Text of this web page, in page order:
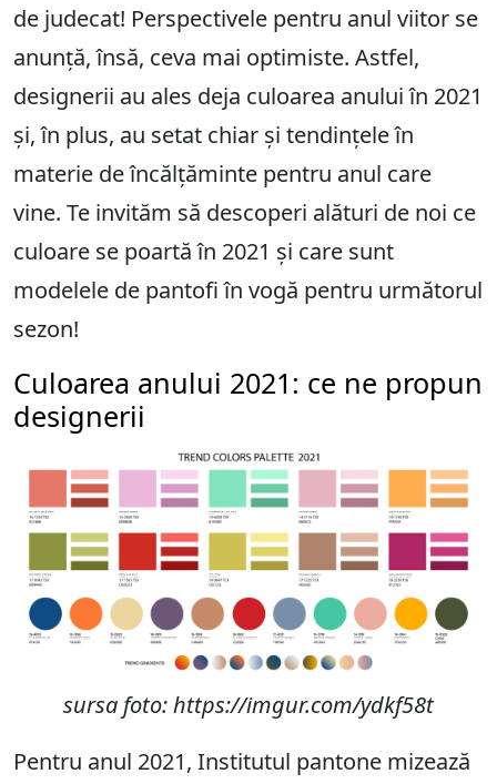
de judecat! Perspectivele pentru anul viitor se
anunță, însă, ceva mai optimiste. Astfel,
designerii au ales deja culoarea anului în 2021
și, în plus, au setat chiar și tendințele în
materie de încălțăminte pentru anul care
vine. Te invităm să descoperi alături de noi ce
culoare se poartă în 2021 și care sunt
modelele de pantofi în vogă pentru următorul
sezon!
Culoarea anului 2021: ce ne propun
designerii
sursa foto:https://imgur.com/ydkf58t
Pentru anul 2021, Institutul pantone mizează